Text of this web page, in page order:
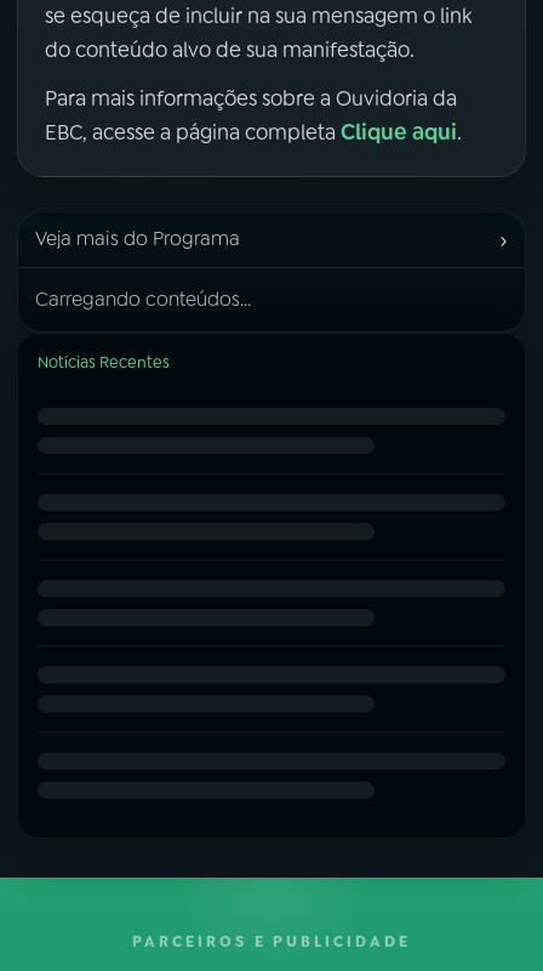
se esqueça de incluir na sua mensagem o link
do conteúdo alvo de sua manifestação.
Para mais informações sobre a Ouvidoria da
EBC, acesse a página completa Clique aqui.
Veja mais do Programa ›
Carregando conteúdos...
Notícias Recentes
PARCEIROS E PUBLICIDADE